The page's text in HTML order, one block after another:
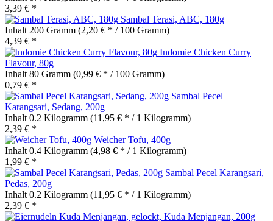
3,39 € *
Sambal Terasi, ABC, 180g
Inhalt 200 Gramm (2,20 € * / 100 Gramm)
4,39 € *
Indomie Chicken Curry
Flavour, 80g
Inhalt 80 Gramm (0,99 € * / 100 Gramm)
0,79 € *
Sambal Pecel
Karangsari, Sedang, 200g
Inhalt 0.2 Kilogramm (11,95 € * / 1 Kilogramm)
2,39 € *
Weicher Tofu, 400g
Inhalt 0.4 Kilogramm (4,98 € * / 1 Kilogramm)
1,99 € *
Sambal Pecel Karangsari,
Pedas, 200g
Inhalt 0.2 Kilogramm (11,95 € * / 1 Kilogramm)
2,39 € *